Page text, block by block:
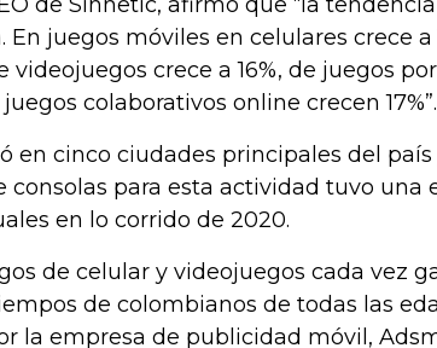
En juegos móviles en celulares crece a
videojuegos crece a 16%, de juegos
colaborativos online crecen 17%”.
en cinco ciudades principales del
consolas para esta actividad tuvo una
en lo corrido de 2020.
de celular y videojuegos cada vez
de colombianos de todas las
la empresa de publicidad móvil,